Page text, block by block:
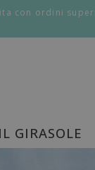
con ordini
GIRASOLE